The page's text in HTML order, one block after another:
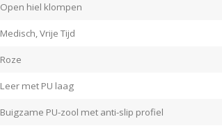
Open hiel klompen
Medisch, Vrije Tijd
Roze
Leer met PU laag
Buigzame PU-zool met anti-slip profiel